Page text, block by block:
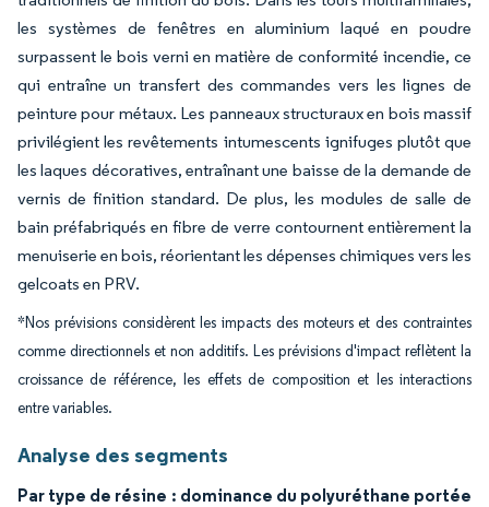
les systèmes de fenêtres en aluminium laqué en poudre
surpassent le bois verni en matière de conformité incendie, ce
qui entraîne un transfert des commandes vers les lignes de
peinture pour métaux. Les panneaux structuraux en bois massif
privilégient les revêtements intumescents ignifuges plutôt que
les laques décoratives, entraînant une baisse de la demande de
vernis de finition standard. De plus, les modules de salle de
bain préfabriqués en fibre de verre contournent entièrement la
menuiserie en bois, réorientant les dépenses chimiques vers les
gelcoats en PRV.
*Nos prévisions considèrent les impacts des moteurs et des contraintes
comme directionnels et non additifs. Les prévisions d'impact reflètent la
croissance de référence, les effets de composition et les interactions
entre variables.
Analyse des segments
Par type de résine : dominance du polyuréthane portée